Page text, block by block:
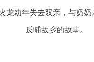
幼年失去双亲，与奶
反哺故乡的故事。